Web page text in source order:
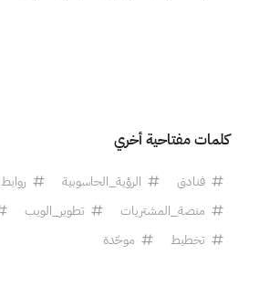
كلمات مفتاحية أخري
فنادق الرؤية_الحاسوبية
روابط
منصة_المشتريات
تطوير_الويب
تخطيط
موحّدة